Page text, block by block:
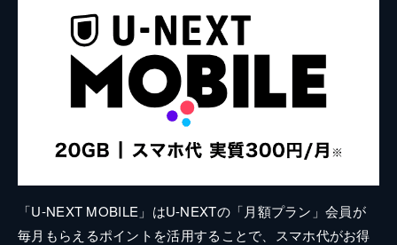
「U-NEXT MOBILE」はU-NEXTの「月額プラン」会員が
毎月もらえるポイントを活用することで、スマホ代がお得